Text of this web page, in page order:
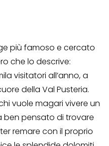
più famoso e cercato
che lo descrive:
visitatori all’anno, a
della Val Pusteria.
vuole magari vivere un
ben pensato di trovare
remare con il proprio